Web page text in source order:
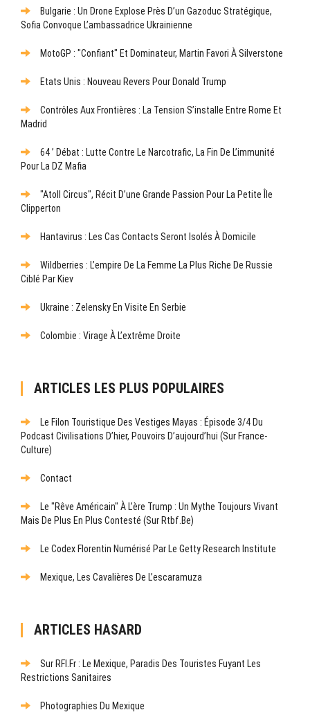
Bulgarie : Un Drone Explose Près D’un Gazoduc Stratégique,
Sofia Convoque L’ambassadrice Ukrainienne
MotoGP : "Confiant" Et Dominateur, Martin Favori À Silverstone
Etats Unis : Nouveau Revers Pour Donald Trump
Contrôles Aux Frontières : La Tension S’installe Entre Rome Et
Madrid
64 ’ Débat : Lutte Contre Le Narcotrafic, La Fin De L’immunité
Pour La DZ Mafia
"Atoll Circus", Récit D’une Grande Passion Pour La Petite Île
Clipperton
Hantavirus : Les Cas Contacts Seront Isolés À Domicile
Wildberries : L’empire De La Femme La Plus Riche De Russie
Ciblé Par Kiev
Ukraine : Zelensky En Visite En Serbie
Colombie : Virage À L’extrême Droite
ARTICLES LES PLUS POPULAIRES
Le Filon Touristique Des Vestiges Mayas : Épisode 3/4 Du
Podcast Civilisations D’hier, Pouvoirs D’aujourd’hui (sur France-
Culture)
Contact
Le "rêve Américain" À L’ère Trump : Un Mythe Toujours Vivant
Mais De Plus En Plus Contesté (sur Rtbf.be)
Le Codex Florentin Numérisé Par Le Getty Research Institute
Mexique, Les Cavalières De L’escaramuza
ARTICLES HASARD
Sur RFI.fr : Le Mexique, Paradis Des Touristes Fuyant Les
Restrictions Sanitaires
Photographies Du Mexique